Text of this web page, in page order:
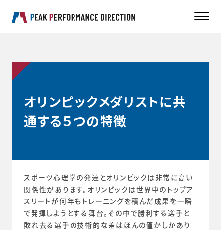
オリンピックメダリストに共
通する５つの特徴
スポーツ心理学の発達とオリンピックは非常に高い
関係性があります。オリンピックは世界中のトップア
スリートが何年もトレーニングを積んだ成果を一瞬
で発揮しようとする舞台。その中で勝利する選手と
敗れ去る選手の技術的な差はほんの僅かしかあり